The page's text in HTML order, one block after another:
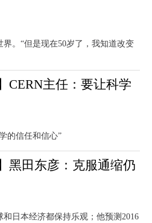
。“但是现在50岁了，我知道改变
CERN主任：要让科学
的信任和信心”
黑田东彦：克服通缩仍
日本经济都保持乐观；他预测2016